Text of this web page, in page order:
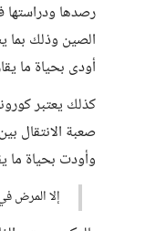
رصدها
أودى بحياة ما يقارب
كذلك يعتبر
وأودت بحياة ما يقارب
إلا المرض